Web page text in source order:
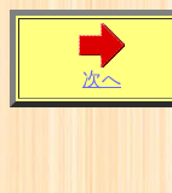
次へ